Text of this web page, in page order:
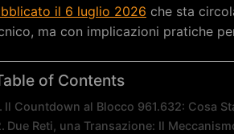
il 6 luglio 2026 che sta
ma con implicazioni pratiche
of Contents
Il Countdown al Blocco 961.632: Cosa
Due Reti, una Transazione: Il